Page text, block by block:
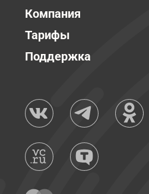
Компания
Тарифы
Поддержка